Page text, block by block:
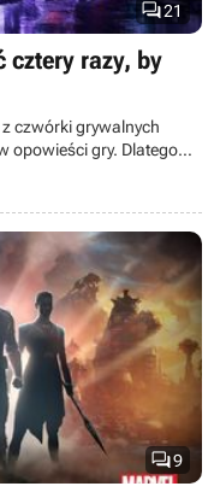
21
cztery razy, by
czwórki grywalnych
opowieści gry. Dlatego
ją rozegrać cztery razy.
9